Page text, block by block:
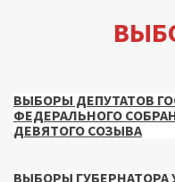
ВЫБОРЫ ДЕПУТАТОВ
ФЕДЕРАЛЬНОГО
ДЕВЯТОГО СОЗЫВА
ВЫБОРЫ